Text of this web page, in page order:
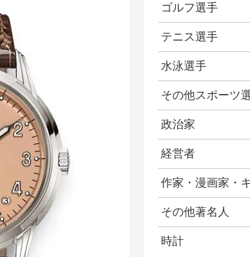
ゴルフ選手
テニス選手
水泳選手
その他スポーツ
政治家
経営者
作家・漫画家・
その他著名人
時計